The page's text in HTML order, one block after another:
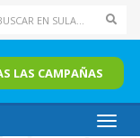
LAS CAMPAÑAS